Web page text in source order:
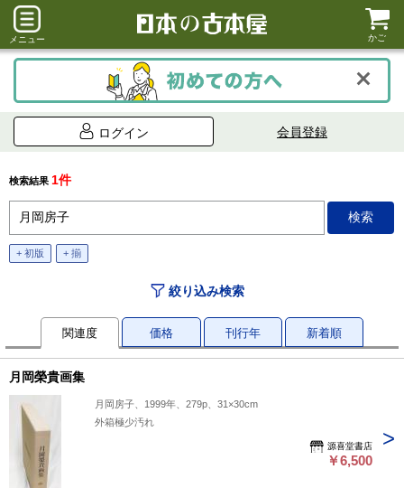
メニュー かご
ログイン 会員登録
検索結果 1件
+ 初版 + 揃
絞り込み検索
関連度 価格 刊行年 新着順
月岡榮貴画集
月岡房子、1999年、279p、31×30cm
外箱極少汚れ
源喜堂書店
￥6,500